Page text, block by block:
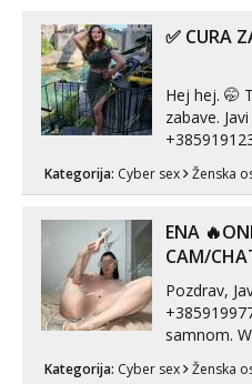
✅ CURA
Hej hej. 🤭
zabave.
Whatsapp). 🤙 NE javljaj se na
Hvala.
Kategorija: Cyber sex Ženska
ENA
CAM/
Pozdrav, Javi se porukom na br.
samnom. WhatsApp 👉+385919977166
Telegram
Kategorija: Cyber sex Ženska